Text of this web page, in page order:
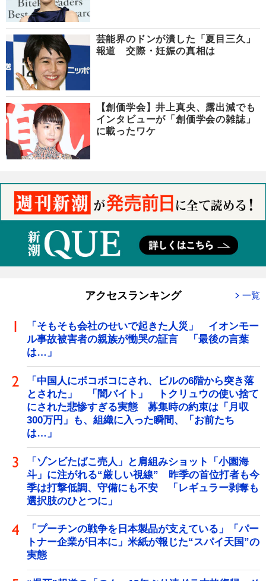
芸能界のドンが潰した「夏目三久」
報道 交際・妊娠の真相は
【創価学会】井上真央、露出減でも
インタビューが「創価学会の雑誌」
に載ったワケ
アクセスランキング 一覧
「そもそも会社のせいで起きた人災」 イオンモー
ル事故被害者の親族が慟哭の証言 「最後の言葉
は…」
「中国人にボコボコにされ、ビルの6階から突き落
とされた」 「闇バイト」 トクリュウの使い捨て
にされた悲惨すぎる実態 募集時の約束は「月収
300万円」も、組織に入った瞬間、「お前たち
は…」
「ゾンビたばこ売人」と肩組みショット「小園海
斗」に注がれる“厳しい視線” 昨季の首位打者も今
季は打撃低調、守備にも不安 「レギュラー剥奪も
選択肢のひとつに」
「プーチンの戦争を日本製品が支えている」「パー
トナー企業が日本に」米紙が報じた“スパイ天国”の
実態